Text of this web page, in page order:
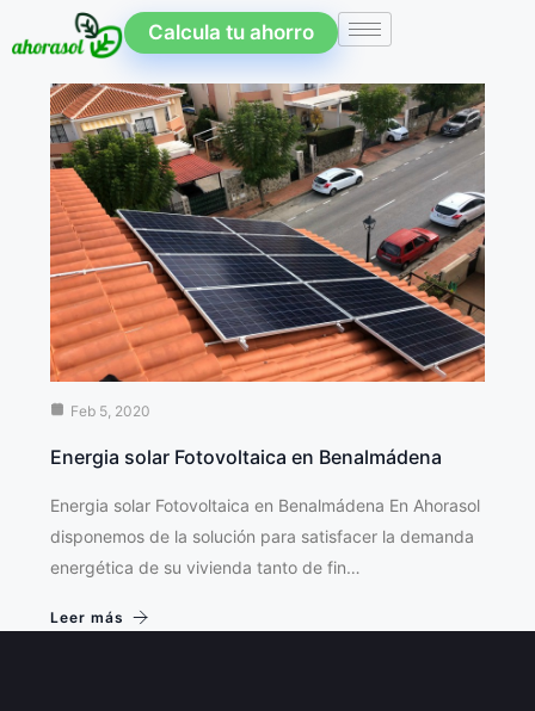
Calcula tu ahorro
Feb 5, 2020
Energia solar Fotovoltaica en Benalmádena
Energia solar Fotovoltaica en Benalmádena En Ahorasol
disponemos de la solución para satisfacer la demanda
energética de su vivienda tanto de fin…
Leer más